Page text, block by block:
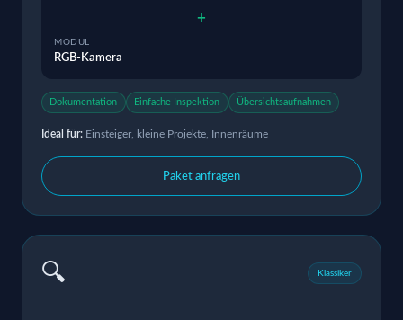
+
MODUL
RGB-Kamera
Dokumentation Einfache Inspektion Übersichtsaufnahmen
Ideal für: Einsteiger, kleine Projekte, Innenräume
Paket anfragen
🔍 Klassiker